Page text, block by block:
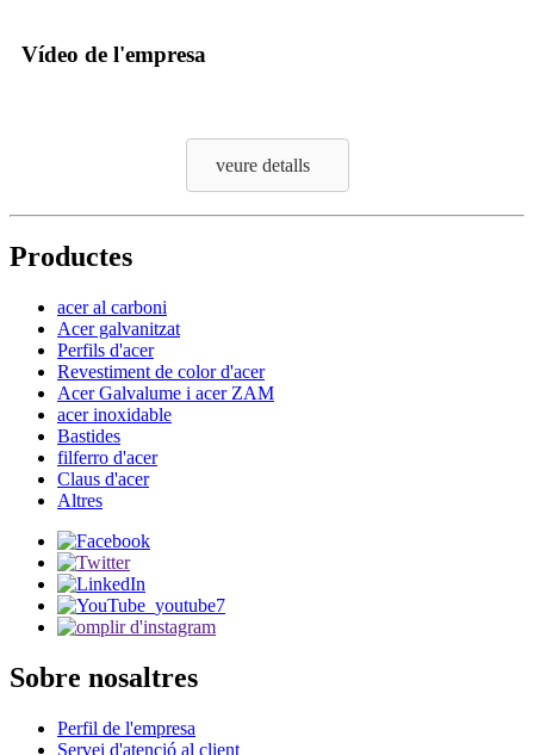
Vídeo de l'empresa
veure detalls
Productes
acer al carboni
Acer galvanitzat
Perfils d'acer
Revestiment de color d'acer
Acer Galvalume i acer ZAM
acer inoxidable
Bastides
filferro d'acer
Claus d'acer
Altres
Sobre nosaltres
Perfil de l'empresa
Servei d'atenció al client